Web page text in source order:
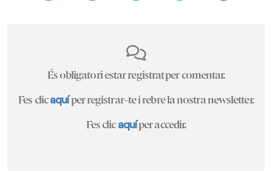
És obligatori estar registrat per comentar.
Fes clicaquíper registrar-te i rebre la nostra newsletter.
Fes clic aquíper accedir.